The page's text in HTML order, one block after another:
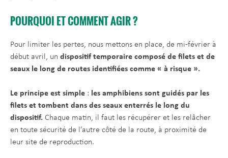
POURQUOI ET COMMENT AGIR ?
Pour limiter les pertes, nous mettons en place, de mi-février à
début avril, un dispositif temporaire composé de filets et de
seaux le long de routes identifiées comme « à risque ».
Le principe est simple : les amphibiens sont guidés par les
filets et tombent dans des seaux enterrés le long du
dispositif. Chaque matin, il faut les récupérer et les relâcher
en toute sécurité de l’autre côté de la route, à proximité de
leur site de reproduction.